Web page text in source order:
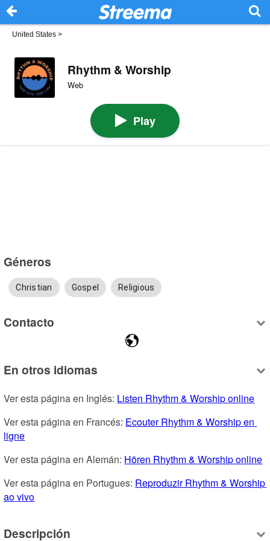
United States >
Rhythm & Worship
Web
Play
Géneros
Christian Gospel Religious
Contacto
En otros idiomas
Ver esta página en Inglés: Listen Rhythm & Worship online
Ver esta página en Francés: Ecouter Rhythm & Worship en
ligne
Ver esta página en Alemán: Hören Rhythm & Worship online
Ver esta página en Portugues: Reproduzir Rhythm & Worship
ao vivo
Descripción